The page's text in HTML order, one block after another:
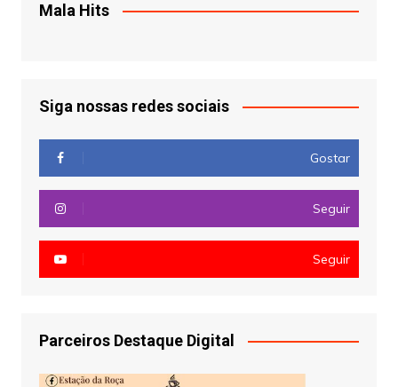
Mala Hits
Siga nossas redes sociais
Gostar
Seguir
Seguir
Parceiros Destaque Digital